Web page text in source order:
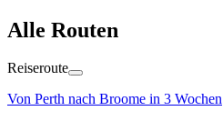
Alle Routen
Reiseroute
Von Perth nach Broome in 3 Wochen